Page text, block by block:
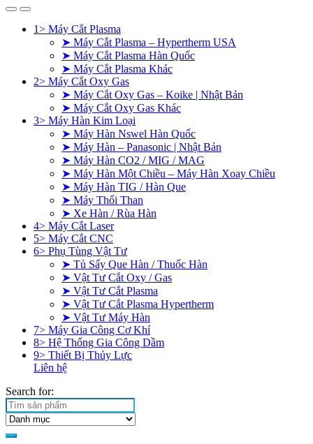
1> Máy Cắt Plasma
➤ Máy Cắt Plasma – Hypertherm USA
➤ Máy Cắt Plasma Hàn Quốc
➤ Máy Cắt Plasma Khác
2> Máy Cắt Oxy Gas
➤ Máy Cắt Oxy Gas – Koike | Nhật Bản
➤ Máy Cắt Oxy Gas Khác
3> Máy Hàn Kim Loại
➤ Máy Hàn Nswel Hàn Quốc
➤ Máy Hàn – Panasonic | Nhật Bản
➤ Máy Hàn CO2 / MIG / MAG
➤ Máy Hàn Một Chiều – Máy Hàn Xoay Chiều
➤ Máy Hàn TIG / Hàn Que
➤ Máy Thổi Than
➤ Xe Hàn / Rùa Hàn
4> Máy Cắt Laser
5> Máy Cắt CNC
6> Phụ Tùng Vật Tư
➤ Tủ Sấy Que Hàn / Thuốc Hàn
➤ Vật Tư Cắt Oxy / Gas
➤ Vật Tư Cắt Plasma
➤ Vật Tư Cắt Plasma Hypertherm
➤ Vật Tư Máy Hàn
7> Máy Gia Công Cơ Khí
8> Hệ Thống Gia Công Dầm
9> Thiết Bị Thủy Lực
Liên hệ
Search for: